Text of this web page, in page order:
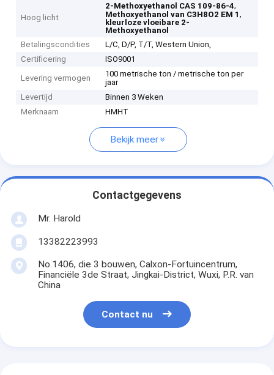
Hoog licht
2-Methoxyethanol CAS 109-86-4,
Methoxyethanol van C3H8O2 EM 1,
kleurloze vloeibare 2-
Methoxyethanol
Betalingscondities
L/C, D/P, T/T, Western Union,
Certificering
ISO9001
Levering vermogen
100 metrische ton / metrische ton per
jaar
Levertijd
Binnen 3 Weken
Merknaam
HMHT
Bekijk meer
Contactgegevens
Mr. Harold
13382223993
No.1406, die 3 bouwen, Calxon-Fortuincentrum,
Financiële 3de Straat, Jingkai-District, Wuxi, P.R. van
China
Contact nu